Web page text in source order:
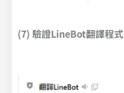
(7) 驗證LineBot翻譯程式